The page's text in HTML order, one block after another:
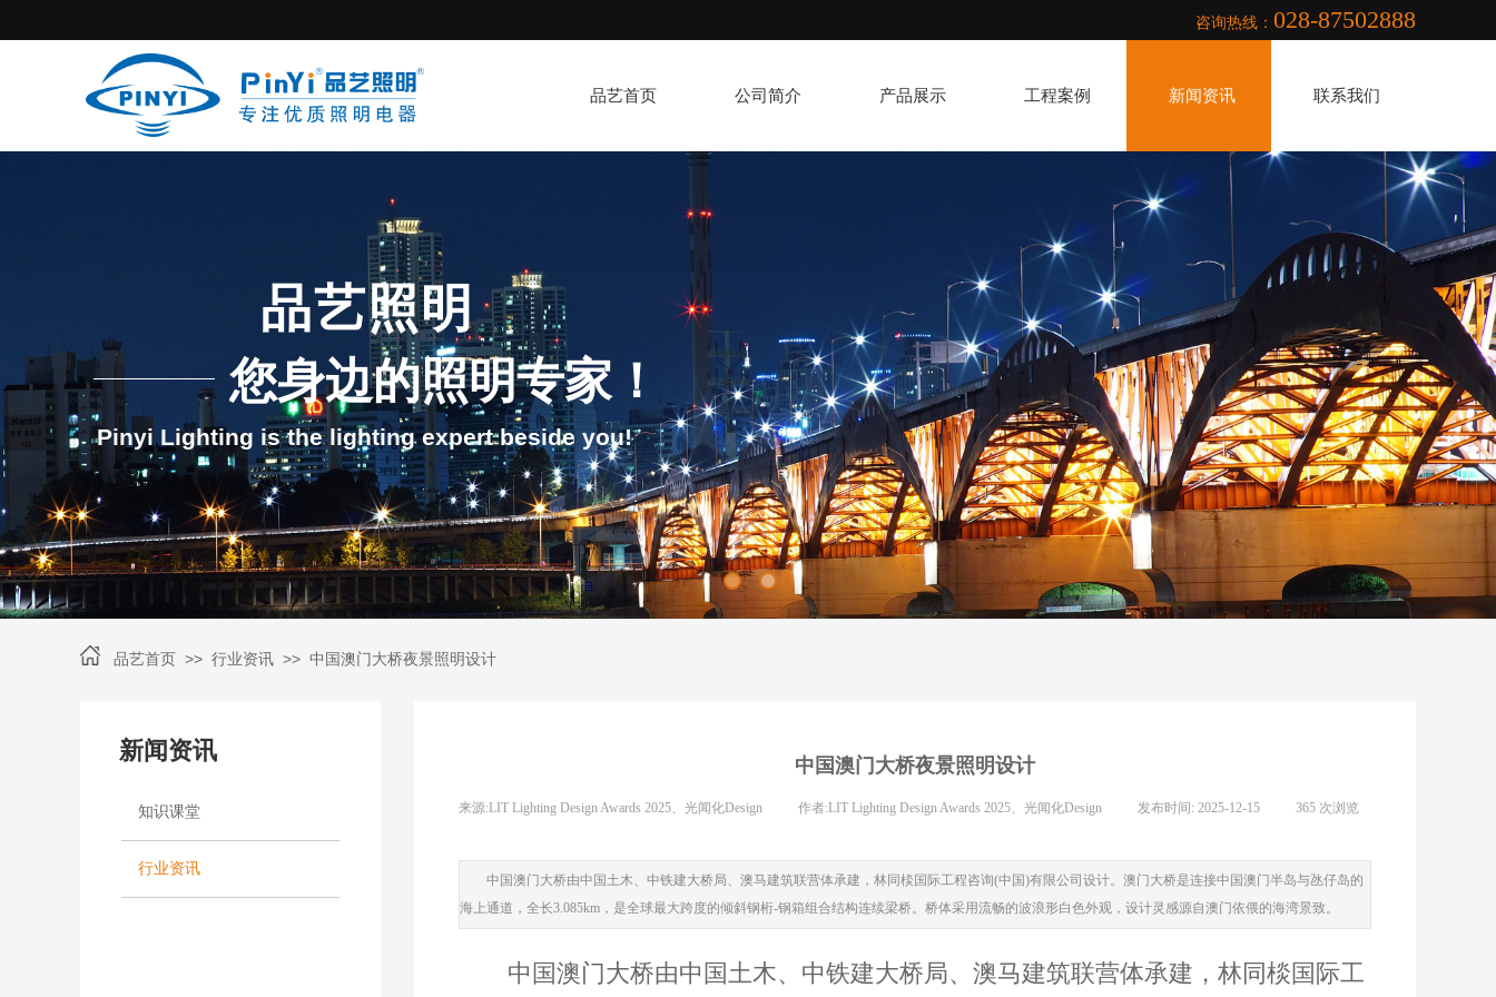
咨询热线： 028-87502888
品艺首页 公司简介 产品展示 工程案例 新闻资讯 联系我们
Pinyi Lighting is the lighting expert beside you!
品艺照明
您身边的照明专家！
品艺首页 >> 行业资讯 >> 中国澳门大桥夜景照明设计
知识课堂
行业资讯
新闻资讯
中国澳门大桥夜景照明设计
来源:LIT Lighting Design Awards 2025、光闻化Design 作者:LIT Lighting Design Awards 2025、光闻化Design 发布时间: 2025-12-15 365 次浏览
中国澳门大桥由中国土木、中铁建大桥局、澳马建筑联营体承建，林同棪国际工程咨询(中国)有限公司设计。澳门大桥是连接中国澳门半岛与氹仔岛的
海上通道，全长3.085km，是全球最大跨度的倾斜钢桁-钢箱组合结构连续梁桥。桥体采用流畅的波浪形白色外观，设计灵感源自澳门依偎的海湾景致。
中国澳门大桥由中国土木、中铁建大桥局、澳马建筑联营体承建，林同棪国际工